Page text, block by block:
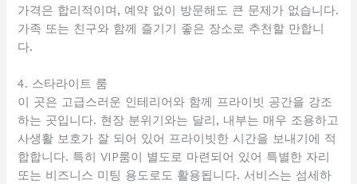
가격은 합리적이며, 예약 없이 방문해도 큰 문제가 없습니다.
가족 또는 친구와 함께 즐기기 좋은 장소로 추천할 만합니
다.
4. 스타라이트 룸
이 곳은 고급스러운 인테리어와 함께 프라이빗 공간을 강조
하는 곳입니다. 현장 분위기와는 달리, 내부는 매우 조용하고
사생활 보호가 잘 되어 있어 프라이빗한 시간을 보내기에 적
합합니다. 특히 VIP룸이 별도로 마련되어 있어 특별한 자리
또는 비즈니스 미팅 용도로도 활용됩니다. 서비스는 섬세하